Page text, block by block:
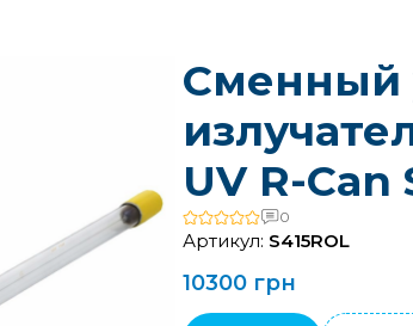
Сменный
UV R-Can
0
Артикул: S415ROL
10300 грн